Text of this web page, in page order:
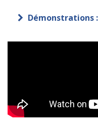
Démonstrations :